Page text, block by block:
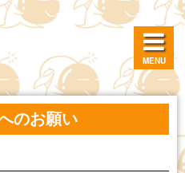
MENU
のお願い